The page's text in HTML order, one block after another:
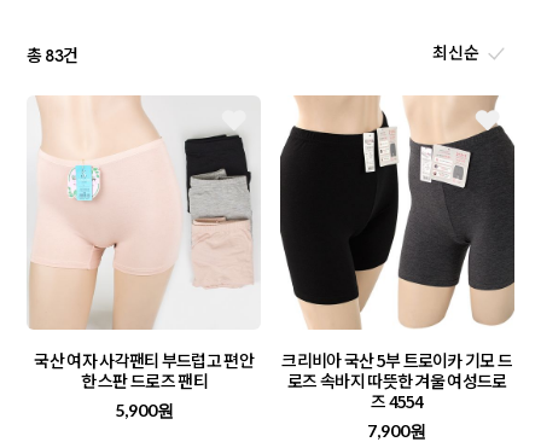
총83건
국산 여자 사각팬티 부드럽고 편안
한 스판 드로즈 팬티
5,900원
크리비아 국산 5부 트로이카 기모 드
로즈 속바지 따뜻한 겨울 여성드로
즈 4554
7,900원